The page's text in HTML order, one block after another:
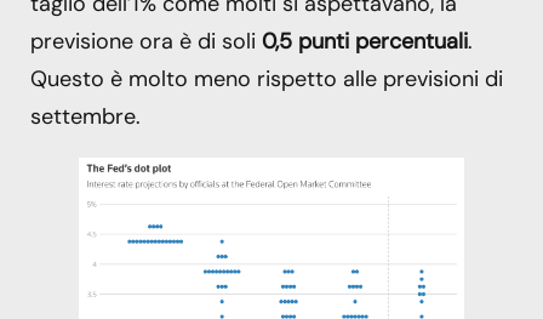
previsione ora è di soli 0,5 punti percentuali.
Questo è molto meno rispetto alle previsioni di
settembre.